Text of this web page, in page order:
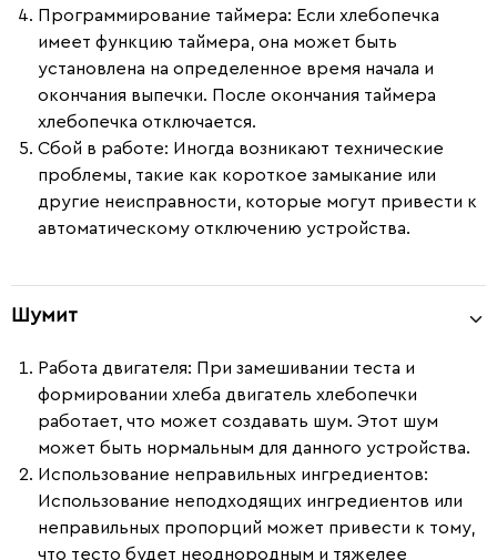
Программирование таймера: Если хлебопечка
имеет функцию таймера, она может быть
установлена на определенное время начала и
окончания выпечки. После окончания таймера
хлебопечка отключается.
Сбой в работе: Иногда возникают технические
проблемы, такие как короткое замыкание или
другие неисправности, которые могут привести к
автоматическому отключению устройства.
Шумит
Работа двигателя: При замешивании теста и
формировании хлеба двигатель хлебопечки
работает, что может создавать шум. Этот шум
может быть нормальным для данного устройства.
Использование неправильных ингредиентов:
Использование неподходящих ингредиентов или
неправильных пропорций может привести к тому,
что тесто будет неоднородным и тяжелее